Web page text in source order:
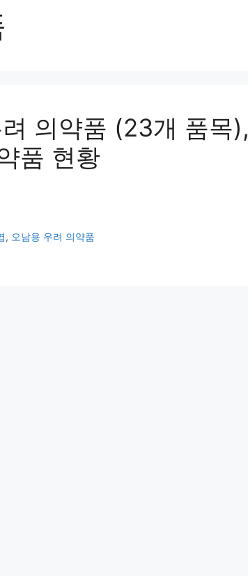
의약품 (23개 품목),
품 현황
, 오남용 우려 의약품